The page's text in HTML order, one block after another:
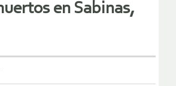
en Sabinas,